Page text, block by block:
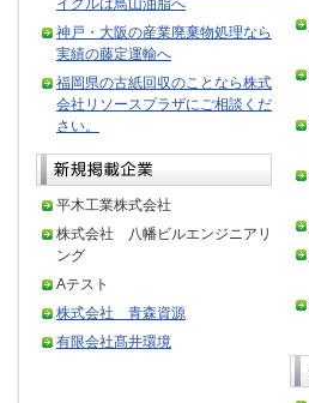
イクルは鳥山油脂へ
神戸・大阪の産業廃棄物処理なら
実績の藤定運輸へ
福岡県の古紙回収のことなら株式
会社リソースプラザにご相談くだ
さい。
平木工業株式会社
株式会社 八幡ビルエンジニアリ
ング
Aテスト
株式会社 青森資源
有限会社髙井環境